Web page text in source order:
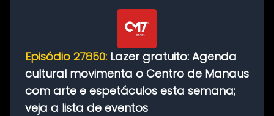
Episódio 27850: Lazer gratuito: Agenda
cultural movimenta o Centro de Manaus
com arte e espetáculos esta semana;
veja a lista de eventos